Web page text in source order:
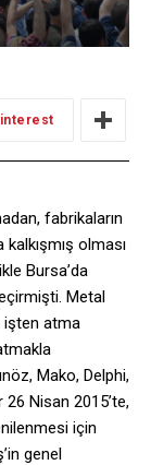
fabrikaların
olması
Bursa’da
Metal
işten atma
Mako, Delphi,
Nisan 2015’te,
için
genel